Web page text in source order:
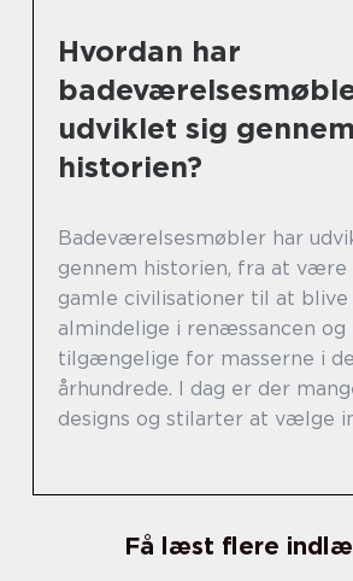
Hvordan har
udviklet sig gennem
historien?
Badeværelsesmøbler har
gennem historien, fra at være
gamle civilisationer til at blive
almindelige i renæssancen og
tilgængelige for masserne i
århundrede. I dag er der
designs og stilarter at vælge
Få læst flere